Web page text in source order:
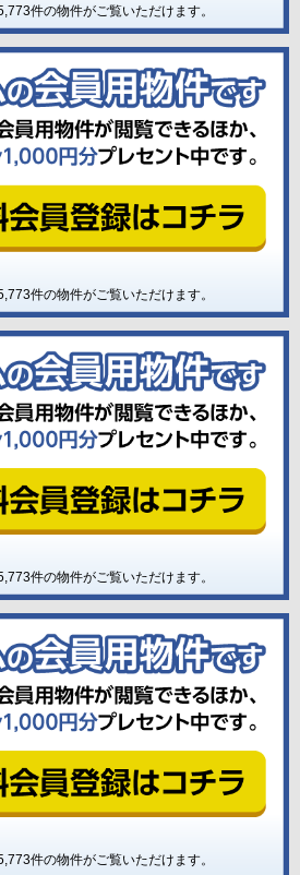
件の物件がご覧いただけます。
件の物件がご覧いただけます。
件の物件がご覧いただけます。
件の物件がご覧いただけます。